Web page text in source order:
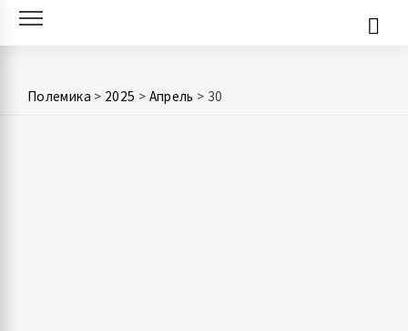
Skip
Полемика > 2025 > Апрель > 30